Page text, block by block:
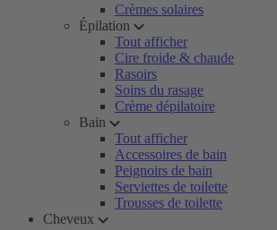
Crèmes solaires
Épilation
Tout afficher
Cire froide & chaude
Rasoirs
Soins du rasage
Crème dépilatoire
Bain
Tout afficher
Accessoires de bain
Peignoirs de bain
Serviettes de toilette
Trousses de toilette
Cheveux